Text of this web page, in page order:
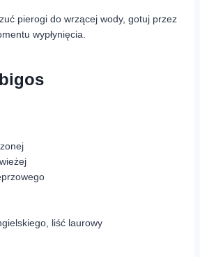
pierogi do wrzącej wody, gotuj przez
wypłynięcia.
liść laurowy